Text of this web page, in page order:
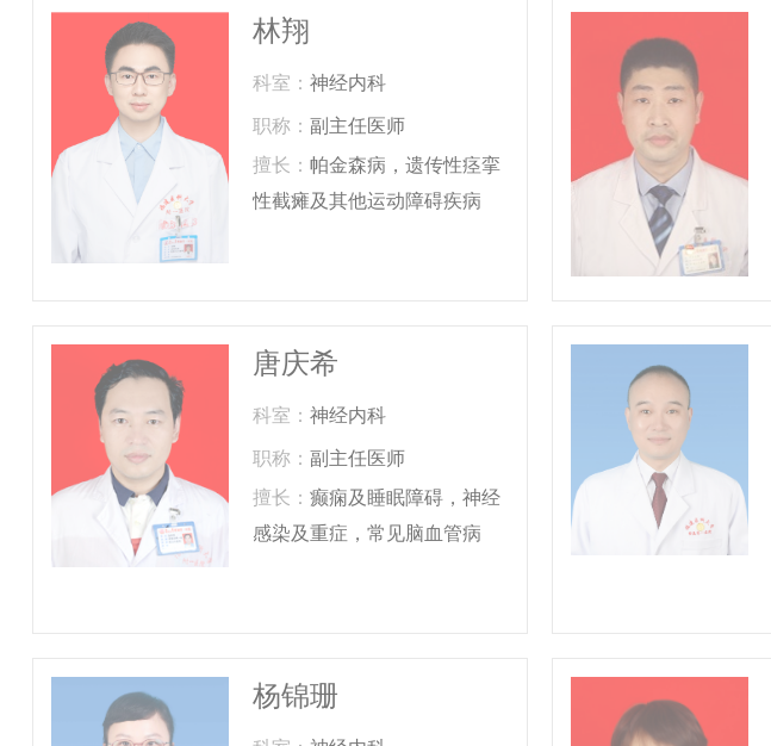
林翔
科室： 神经内科
职称： 副主任医师
擅长： 帕金森病，遗传性痉挛
性截瘫及其他运动障碍疾病
唐庆希
科室： 神经内科
职称： 副主任医师
擅长： 癫痫及睡眠障碍，神经
感染及重症，常见脑血管病
杨锦珊